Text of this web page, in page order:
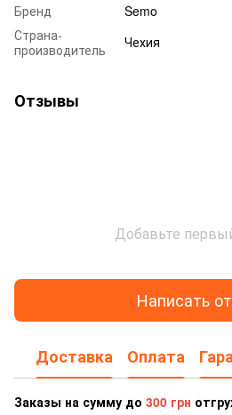
Бренд
Semo
Страна-
производитель
Чехия
Отзывы
Добавьте
Написать
Доставка Оплата
Заказы на сумму до 300 грн